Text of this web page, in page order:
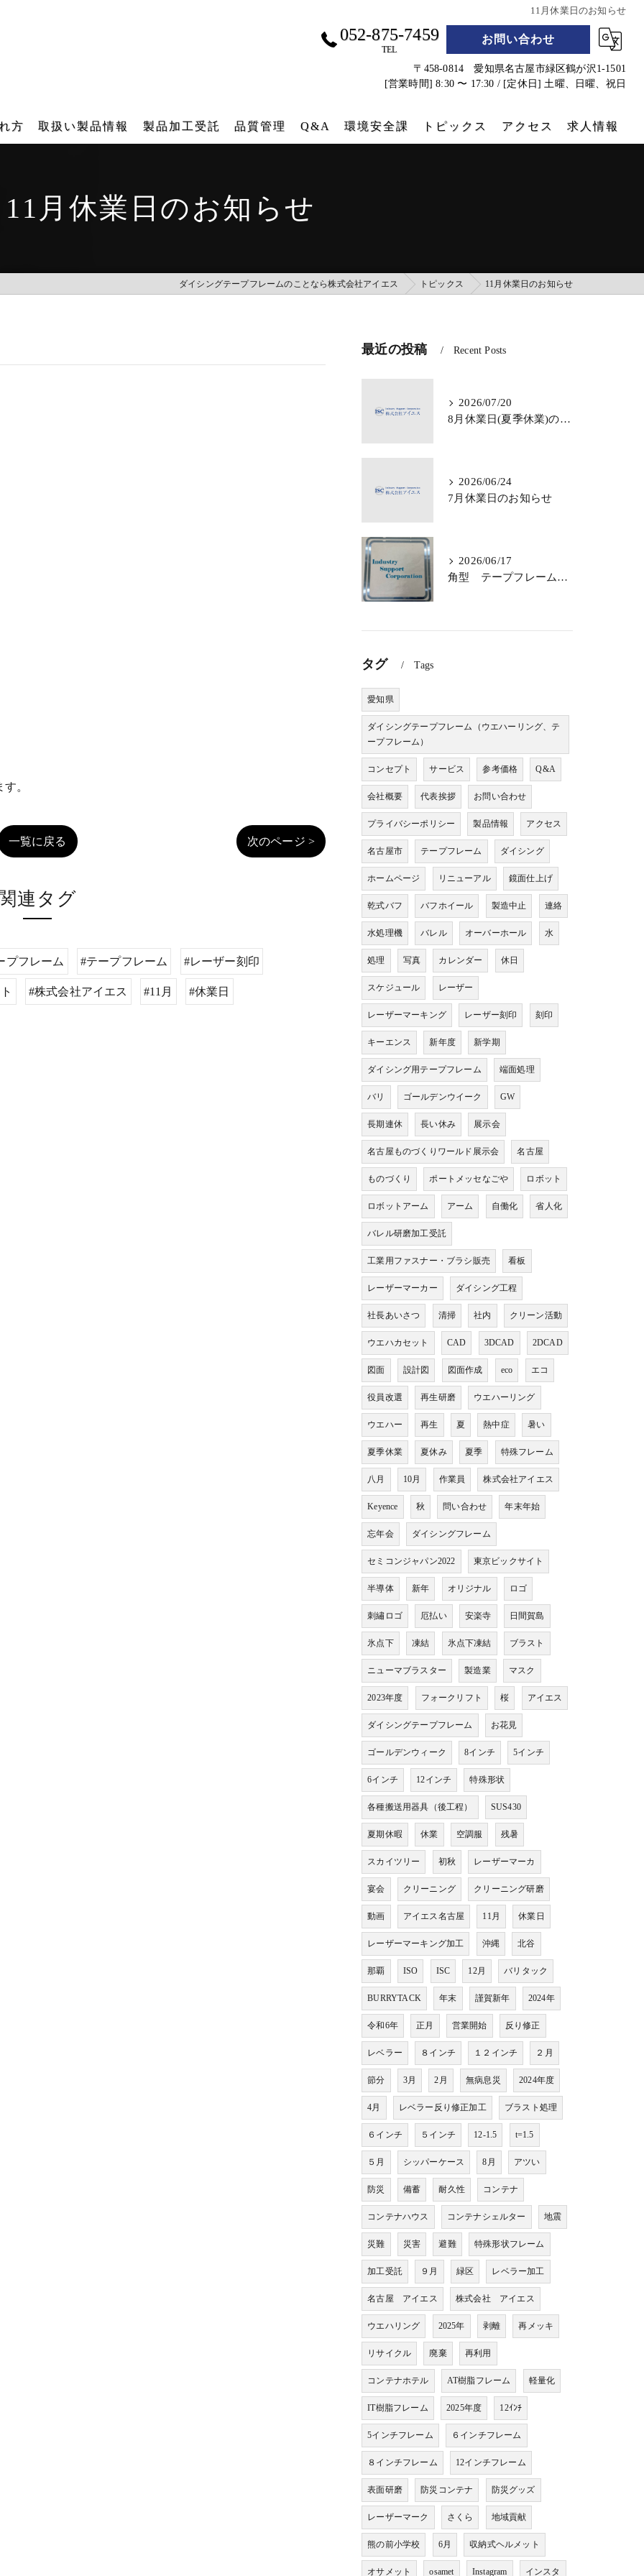
11月休業日のお知らせ
052-875-7459
TEL
お問い合わせ
〒458-0814 愛知県名古屋市緑区鶴が沢1-1501
[営業時間] 8:30 〜 17:30 / [定休日] 土曜、日曜、祝日
方 取扱い製品情報
角型テープフレーム
IT 樹脂フレーム
製品加工受託
再メッキ加工受託
レーザー刻印受託
品質管理 Q&A 環境安全課
実績
トピックス アクセス 求人情報
11月休業日のお知らせ
ダイシングテープフレームのことなら株式会社アイエス トピックス 11月休業日のお知らせ
。
一覧に戻る 次のページ >
関連タグ
プフレーム #テープフレーム #レーザー刻印
#株式会社アイエス #11月 #休業日
最近の投稿 Recent Posts
2026/07/20
8月休業日(夏季休業)のお知らせ
2026/06/24
7月休業日のお知らせ
2026/06/17
角型 テープフレームのご依頼・ご相談 承っております
タグ Tags
愛知県
ダイシングテープフレーム（ウエハーリング、テ
ープフレーム）
コンセプト サービス 参考価格 Q&A
会社概要 代表挨拶 お問い合わせ
プライバシーポリシー 製品情報 アクセス
名古屋市 テープフレーム ダイシング
ホームページ リニューアル 鏡面仕上げ
乾式バフ バフホイール 製造中止 連絡
水処理機 バレル オーバーホール 水
処理 写真 カレンダー 休日
スケジュール レーザー
レーザーマーキング レーザー刻印 刻印
キーエンス 新年度 新学期
ダイシング用テープフレーム 端面処理
バリ ゴールデンウイーク GW
長期連休 長い休み 展示会
名古屋ものづくりワールド展示会 名古屋
ものづくり ポートメッセなごや ロボット
ロボットアーム アーム 自働化 省人化
バレル研磨加工受託
工業用ファスナー・ブラシ販売 看板
レーザーマーカー ダイシング工程
社長あいさつ 清掃 社内 クリーン活動
ウエハカセット CAD 3DCAD 2DCAD
図面 設計図 図面作成 eco エコ
役員改選 再生研磨 ウエハーリング
ウエハー 再生 夏 熱中症 暑い
夏季休業 夏休み 夏季 特殊フレーム
八月 10月 作業員 株式会社アイエス
Keyence 秋 問い合わせ 年末年始
忘年会 ダイシングフレーム
セミコンジャパン2022 東京ビックサイト
半導体 新年 オリジナル ロゴ
刺繡ロゴ 厄払い 安楽寺 日間賀島
氷点下 凍結 氷点下凍結 ブラスト
ニューマブラスター 製造業 マスク
2023年度 フォークリフト 桜 アイエス
ダイシングテープフレーム お花見
ゴールデンウィーク 8インチ 5インチ
6インチ 12インチ 特殊形状
各種搬送用器具（後工程） SUS430
夏期休暇 休業 空調服 残暑
スカイツリー 初秋 レーザーマーカ
宴会 クリーニング クリーニング研磨
動画 アイエス名古屋 11月 休業日
レーザーマーキング加工 沖縄 北谷
那覇 ISO ISC 12月 バリタック
BURRYTACK 年末 謹賀新年 2024年
令和6年 正月 営業開始 反り修正
レベラー ８インチ １２インチ ２月
節分 3月 2月 無病息災 2024年度
4月 レベラー反り修正加工 ブラスト処理
６インチ ５インチ 12-1.5 t=1.5
５月 シッパーケース 8月 アツい
防災 備蓄 耐久性 コンテナ
コンテナハウス コンテナシェルター 地震
災難 災害 避難 特殊形状フレーム
加工受託 ９月 緑区 レベラー加工
名古屋 アイエス 株式会社 アイエス
ウエハリング 2025年 剥離 再メッキ
リサイクル 廃棄 再利用
コンテナホテル AT樹脂フレーム 軽量化
IT樹脂フレーム 2025年度 12ｲﾝﾁ
5インチフレーム ６インチフレーム
８インチフレーム 12インチフレーム
表面研磨 防災コンテナ 防災グッズ
レーザーマーク さくら 地域貢献
熊の前小学校 6月 収納式ヘルメット
オサメット osamet Instagram インスタ